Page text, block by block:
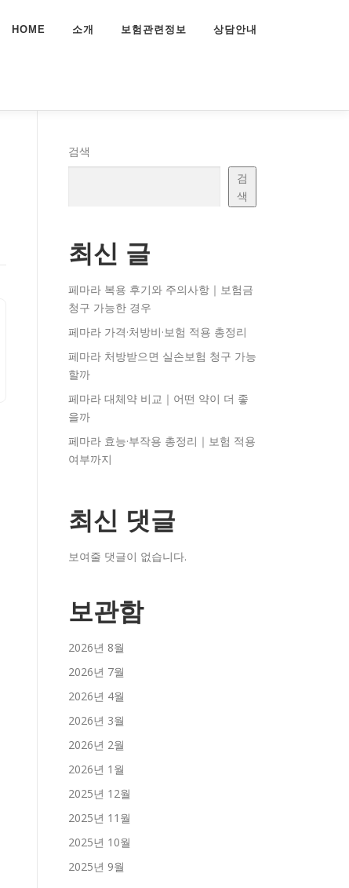
HOME 소개 보험관련정보 상담안내
검색
검
색
최신 글
페마라 복용 후기와 주의사항｜보험금
청구 가능한 경우
페마라 가격·처방비·보험 적용 총정리
페마라 처방받으면 실손보험 청구 가능
할까
페마라 대체약 비교｜어떤 약이 더 좋
을까
페마라 효능·부작용 총정리｜보험 적용
여부까지
최신 댓글
보여줄 댓글이 없습니다.
보관함
2026년 8월
2026년 7월
2026년 4월
2026년 3월
2026년 2월
2026년 1월
2025년 12월
2025년 11월
2025년 10월
2025년 9월